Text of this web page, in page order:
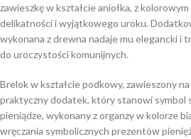
zawieszkę w kształcie aniołka, z
delikatności i wyjątkowego uroku.
wykonana z drewna nadaje mu elegancki i
do uroczystości komunijnych.
Brelok w kształcie podkowy, zawieszony
praktyczny dodatek, który stanowi symbol
pieniądze, wykonany z organzy w kolorze
wręczania symbolicznych prezentów